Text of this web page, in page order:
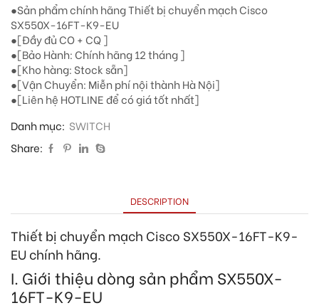
●Sản phẩm chính hãng Thiết bị chuyển mạch Cisco
SX550X-16FT-K9-EU
●[Đầy đủ CO + CQ ]
●[Bảo Hành: Chính hãng 12 tháng ]
●[Kho hàng: Stock sẵn]
●[Vận Chuyển: Miễn phí nội thành Hà Nội]
●[Liên hệ HOTLINE để có giá tốt nhất]
Danh mục: SWITCH
Share:
DESCRIPTION
Thiết bị chuyển mạch Cisco SX550X-16FT-K9-
EU chính hãng.
I. Giới thiệu dòng sản phẩm SX550X-
16FT-K9-EU